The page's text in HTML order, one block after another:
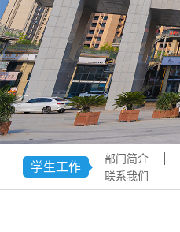
学生工作
部门简介
联系我们